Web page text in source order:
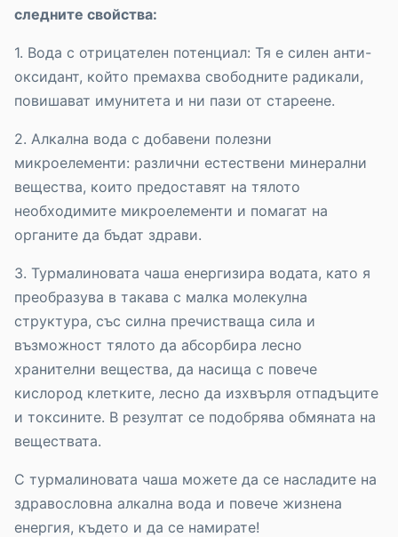
следните свойства:
1. Вода с отрицателен потенциал: Тя е силен анти-
оксидант, който премахва свободните радикали,
повишават имунитета и ни пази от стареене.
2. Алкална вода с добавени полезни
микроелементи: различни естествени минерални
вещества, които предоставят на тялото
необходимите микроелементи и помагат на
органите да бъдат здрави.
3. Турмалиновата чаша енергизира водата, като я
преобразува в такава с малка молекулна
структура, със силна пречистваща сила и
възможност тялото да абсорбира лесно
хранителни вещества, да насища с повече
кислород клетките, лесно да изхвърля отпадъците
и токсините. В резултат се подобрява обмяната на
веществата.
С турмалиновата чаша можете да се насладите на
здравословна алкална вода и повече жизнена
енергия, където и да се намирате!